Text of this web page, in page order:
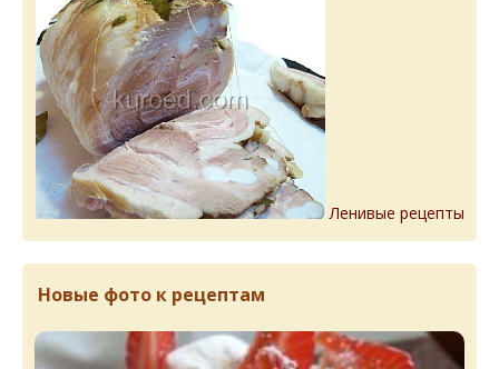
Ленивые рецепты
Новые фото к рецептам